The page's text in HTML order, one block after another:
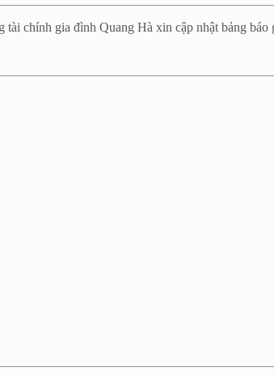
chính gia đình Quang Hà xin cập nhật bảng báo